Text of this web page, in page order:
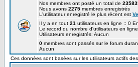
Nos membres ont posté un total de
Nous avons 2275 membres enregistrés
L'utilisateur enregistré le plus récent est
Il y a en tout 21 utilisateurs en ligne :: 0
Le record du nombre d'utilisateurs en
Utilisateurs enregistrés: Aucun
0 membres sont passés sur le forum
Aucun
Ces données sont basées sur les utilisateurs actifs